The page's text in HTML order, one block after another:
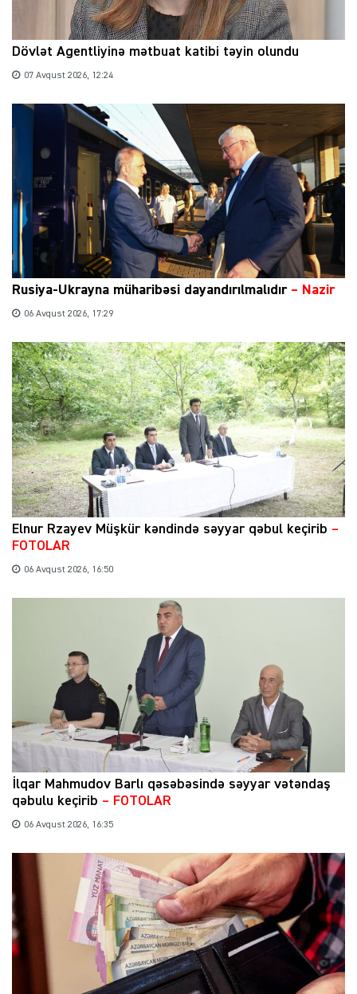
Dövlət Agentliyinə mətbuat katibi təyin olundu
07 Avqust 2026, 12:24
Rusiya-Ukrayna müharibəsi dayandırılmalıdır– Nazir
06 Avqust 2026, 17:29
Elnur Rzayev Müşkür kəndində səyyar qəbul keçirib –
FOTOLAR
06 Avqust 2026, 16:50
İlqar Mahmudov Barlı qəsəbəsində səyyar vətəndaş
qəbulu keçirib – FOTOLAR
06 Avqust 2026, 16:35